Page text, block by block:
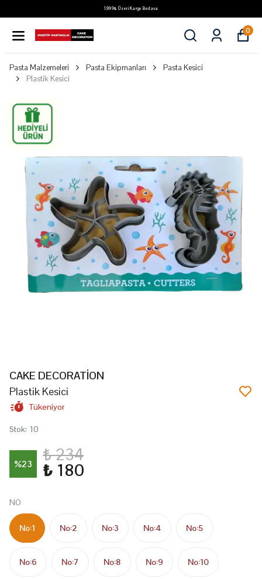
1.999₺ Üzeri Kargo Bedava
0
Pasta Malzemeleri Pasta Ekipmanları
Pasta Kesici
Plastik Kesici
CAKE DECORATİON
Plastik Kesici
Tükeniyor
Stok: 10
%23 ₺ 234
₺ 180
NO
No:1 No:2 No:3 No:4 No:5
No:6 No:7 No:8 No:9 No:10